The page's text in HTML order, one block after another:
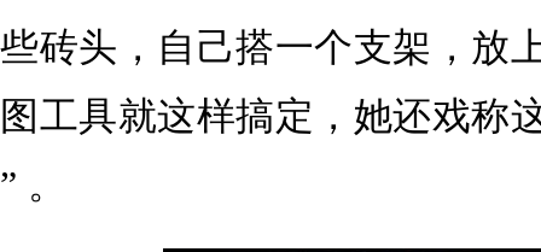
些砖头，自己搭一个支架，放
图工具就这样搞定，她还戏称
” 。